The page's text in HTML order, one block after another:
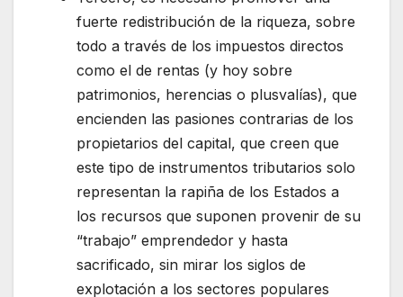
fuerte redistribución de la riqueza, sobre
todo a través de los impuestos directos
como el de rentas (y hoy sobre
patrimonios, herencias o plusvalías), que
encienden las pasiones contrarias de los
propietarios del capital, que creen que
este tipo de instrumentos tributarios solo
representan la rapiña de los Estados a
los recursos que suponen provenir de su
“trabajo” emprendedor y hasta
sacrificado, sin mirar los siglos de
explotación a los sectores populares